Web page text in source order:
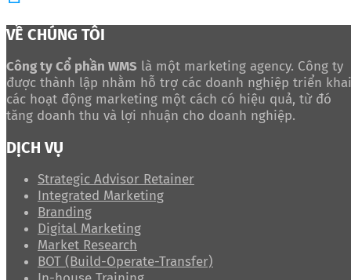
VỀ CHÚNG TÔI
Công ty Cổ phần WMS là một marketing agency. Công ty
được thành lập nhằm hỗ trợ các doanh nghiệp triển khai
các hoạt động marketing một cách có hiệu quả, từ đó
tăng doanh thu và lợi nhuận cho doanh nghiệp.
DỊCH VỤ
Strategic Advisor Retainer
Integrated Marketing
Branding
Digital Marketing
Market Research
BOT (Build-Operate-Transfer)